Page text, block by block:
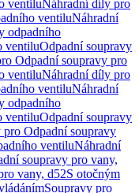
ventiluNáhradní díly pro
ventiluNáhradní
odpadního
ventiluOdpadní soupravy
Odpadní soupravy pro
ventiluNáhradní díly pro
ventiluNáhradní
odpadního
ventiluOdpadní soupravy
Odpadní soupravy
ventiluNáhradní
soupravy pro vany,
vany, d52S otočným
Soupravy pro